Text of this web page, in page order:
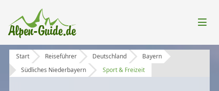
Start Reiseführer Deutschland
Bayern
Südliches Niederbayern
Sport & Freizeit